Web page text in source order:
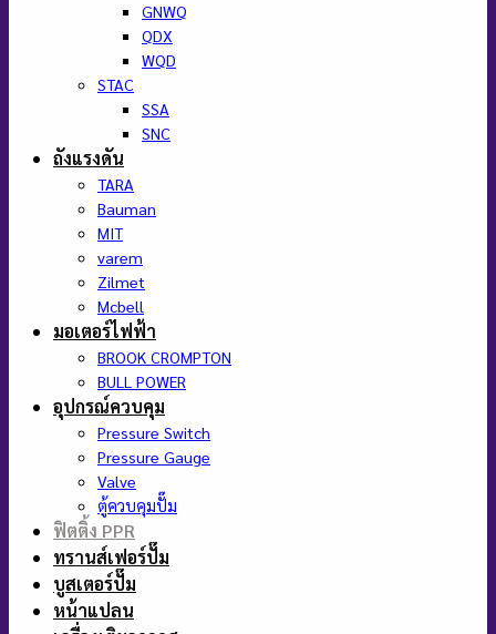
GNWQ
QDX
WQD
STAC
SSA
SNC
ถังแรงดัน
TARA
Bauman
MIT
varem
Zilmet
Mcbell
มอเตอร์ไฟฟ้า
BROOK CROMPTON
BULL POWER
อุปกรณ์ควบคุม
Pressure Switch
Pressure Gauge
Valve
ตู้ควบคุมปั๊ม
ฟิตติ้ง PPR
ทรานส์เฟอร์ปั๊ม
บูสเตอร์ปั๊ม
หน้าแปลน